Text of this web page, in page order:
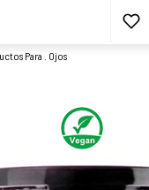
40€* Muestras
Para Ojos